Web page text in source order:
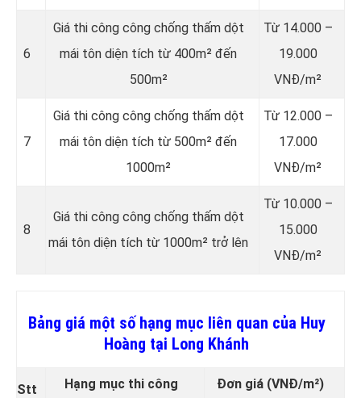
6
Giá thi công công chống thấm dột
mái tôn diện tích từ 400m² đến
500m²
Từ 14.000 –
19.000
VNĐ/m²
7
Giá thi công công chống thấm dột
mái tôn diện tích từ 500m² đến
1000m²
Từ 12.000 –
17.000
VNĐ/m²
8
Giá thi công công chống thấm dột
mái tôn diện tích từ 1000m² trở lên
Từ 10.000 –
15.000
VNĐ/m²
Bảng giá một số hạng mục liên quan của Huy
Hoàng tại Long Khánh
Stt Hạng mục thi công Đơn giá (VNĐ/m²)